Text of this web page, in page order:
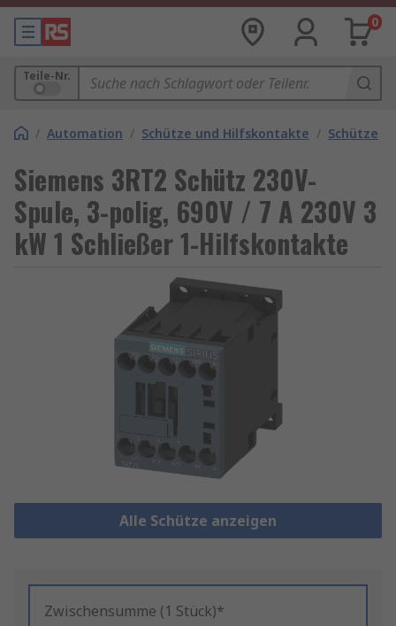
0
Teile-Nr.
/ Automation / Schütze und Hilfskontakte / Schütze
Siemens 3RT2 Schütz 230V-
Spule, 3-polig, 690V / 7 A 230V 3
kW 1 Schließer 1-Hilfskontakte
Alle Schütze anzeigen
Zwischensumme (1 Stück)*